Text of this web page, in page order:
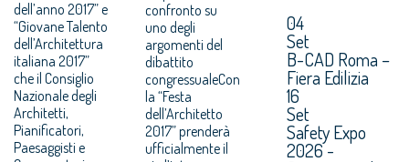
dell’anno 2017” e
“Giovane Talento
dell’Architettura
italiana 2017”
che il Consiglio
Nazionale degli
Architetti,
Pianificatori,
Paesaggisti e
confronto su
uno degli
argomenti del
dibattito
congressualeCon
la “Festa
dell’Architetto
2017” prenderà
ufficialmente il
04
Set
B-CAD Roma –
Fiera Edilizia
16
Set
Safety Expo
2026 -